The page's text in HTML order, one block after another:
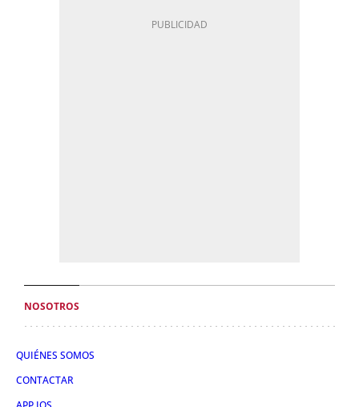
NOSOTROS
QUIÉNES SOMOS
CONTACTAR